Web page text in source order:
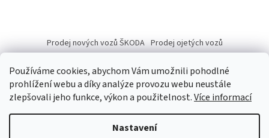
Používáme cookies, abychom Vám umožnili pohodlné
prohlížení webu a díky analýze provozu webu neustále
zlepšovali jeho funkce, výkon a použitelnost.Více informací
Nastavení
Prodej nových vozů ŠKODA Prodej ojetých vozů